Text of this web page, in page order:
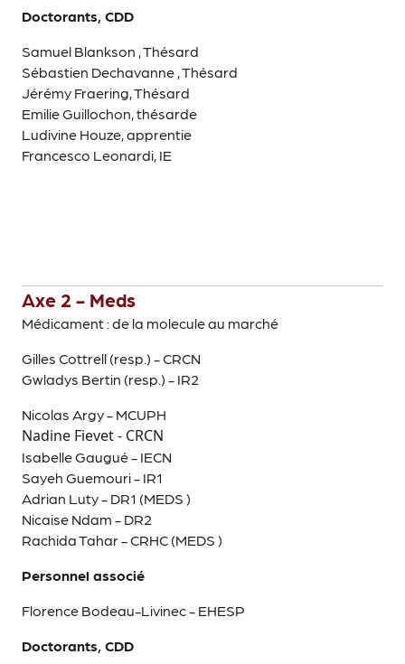
Doctorants, CDD
Samuel Blankson , Thésard
Sébastien Dechavanne , Thésard
Jérémy Fraering, Thésard
Emilie Guillochon, thésarde
Ludivine Houze, apprentie
Francesco Leonardi, IE
Axe 2 - Meds
Médicament : de la molecule au marché
Gilles Cottrell (resp.) - CRCN
Gwladys Bertin (resp.) - IR2
Nicolas Argy - MCUPH
Nadine Fievet - CRCN
Isabelle Gaugué - IECN
Sayeh Guemouri - IR1
Adrian Luty - DR1 (MEDS )
Nicaise Ndam - DR2
Rachida Tahar - CRHC (MEDS )
Personnel associé
Florence Bodeau-Livinec - EHESP
Doctorants, CDD